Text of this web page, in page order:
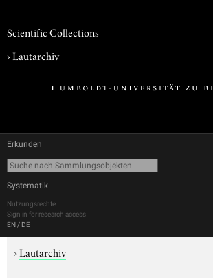
Scientific Collections
›Lautarchiv
Erkunden
Systematik
Nutzungsrechte
Sign in for research access
EN / DE
›Lautarchiv